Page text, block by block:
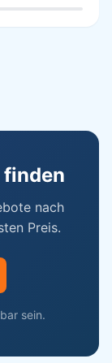
finden
nach
Preis.
sein.